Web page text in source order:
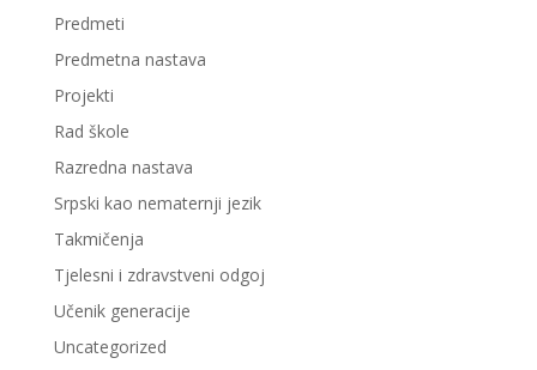
Predmeti
Predmetna nastava
Projekti
Rad škole
Razredna nastava
Srpski kao nematernji jezik
Takmičenja
Tjelesni i zdravstveni odgoj
Učenik generacije
Uncategorized